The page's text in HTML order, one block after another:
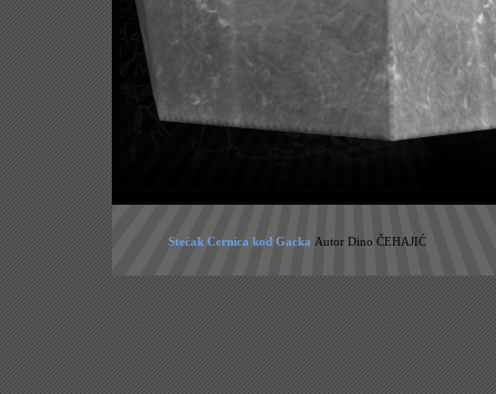
Stećak Cernica kod Gacka Autor Dino ČEHAJIĆ